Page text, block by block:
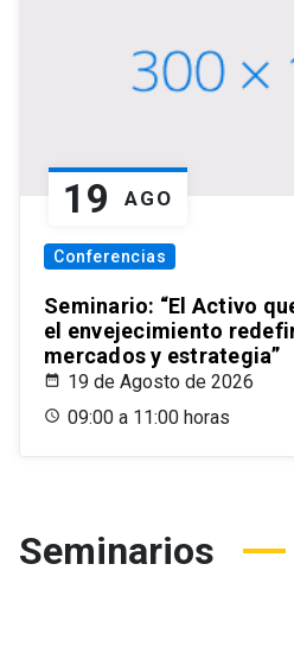
19 AGO
Conferencias
Seminario: “El Activo
el envejecimiento
mercados y estrategia”
19 de Agosto de 2026
09:00 a 11:00 horas
Seminarios